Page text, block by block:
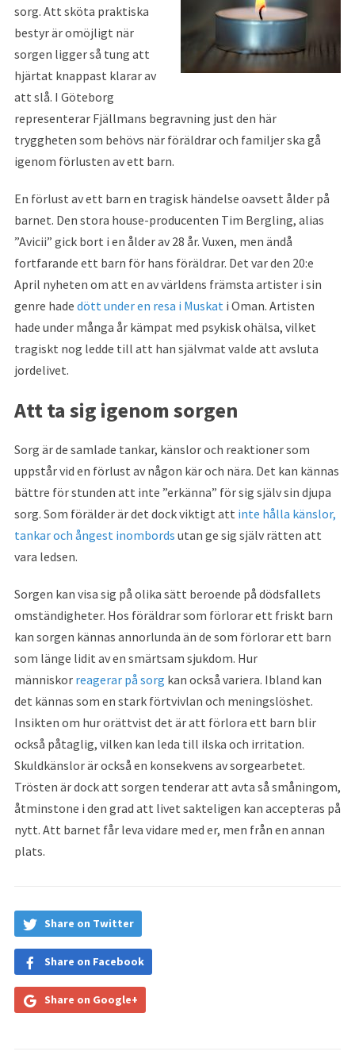
sorg. Att sköta praktiska
bestyr är omöjligt när
sorgen ligger så tung att
hjärtat knappast klarar av
att slå. I Göteborg
representerar Fjällmans begravning just den här
tryggheten som behövs när föräldrar och familjer ska gå
igenom förlusten av ett barn.
En förlust av ett barn en tragisk händelse oavsett ålder på
barnet. Den stora house-producenten Tim Bergling, alias
”Avicii” gick bort i en ålder av 28 år. Vuxen, men ändå
fortfarande ett barn för hans föräldrar. Det var den 20:e
April nyheten om att en av världens främsta artister i sin
genre hade dött under en resa i Muskati Oman. Artisten
hade under många år kämpat med psykisk ohälsa, vilket
tragiskt nog ledde till att han självmat valde att avsluta
jordelivet.
Att ta sig igenom sorgen
Sorg är de samlade tankar, känslor och reaktioner som
uppstår vid en förlust av någon kär och nära. Det kan kännas
bättre för stunden att inte ”erkänna” för sig själv sin djupa
sorg. Som förälder är det dock viktigt att inte hålla känslor,
tankar och ångest inombords utan ge sig själv rätten att
vara ledsen.
Sorgen kan visa sig på olika sätt beroende på dödsfallets
omständigheter. Hos föräldrar som förlorar ett friskt barn
kan sorgen kännas annorlunda än de som förlorar ett barn
som länge lidit av en smärtsam sjukdom. Hur
människor reagerar på sorg kan också variera. Ibland kan
det kännas som en stark förtvivlan och meningslöshet.
Insikten om hur orättvist det är att förlora ett barn blir
också påtaglig, vilken kan leda till ilska och irritation.
Skuldkänslor är också en konsekvens av sorgearbetet.
Trösten är dock att sorgen tenderar att avta så småningom,
åtminstone i den grad att livet sakteligen kan accepteras på
nytt. Att barnet får leva vidare med er, men från en annan
plats.
Share on Twitter
Share on Facebook
Share on Google+